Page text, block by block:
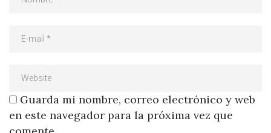
Guarda mi nombre, correo electrónico y web
en este navegador para la próxima vez que